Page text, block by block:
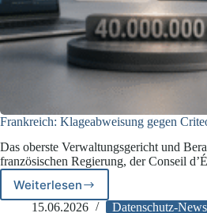
Frankreich: Klageabweisung gegen
Das oberste Verwaltungsgericht und
französischen Regierung, der Conseil
WeiterlesenFrankreich:
Klageabweisung
15.06.2026 Datenschutz-News